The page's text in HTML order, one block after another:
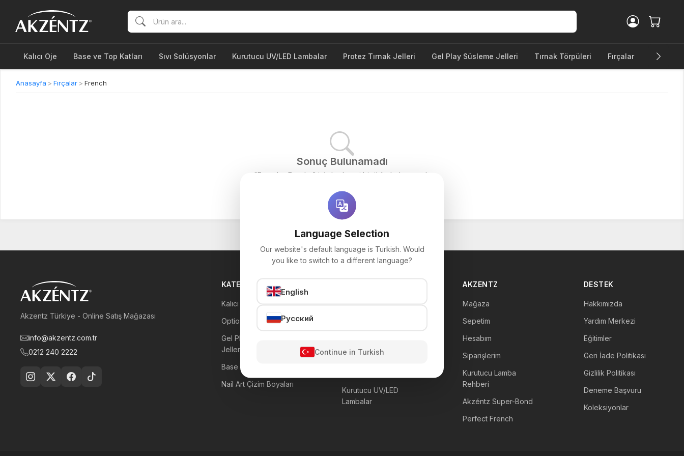
Kalıcı Oje Base ve Top Katları Sıvı Solüsyonlar Kurutucu UV/LED Lambalar Protez Tırnak Jelleri Gel Play Süsleme Jelleri Tırnak Törpüleri Fırçalar Diğer
Anasayfa > Fırçalar > French
Sonuç Bulunamadı
"French - Fırçalar" için herhangi bir ürün bulunamadı.
Akzentz Türkiye - Online Satış Mağazası
info@akzentz.com.tr
0212 240 2222
KATEGORİLER
Kalıcı Oje
Options Renkli Jeller
Gel Play Süsleme
Jelleri
Base ve Top Katları
Nail Art Çizim Boyaları
Fırçalar
Kurutucu UV/LED
Lambalar
AKZENTZ
Mağaza
Sepetim
Hesabım
Siparişlerim
Kurutucu Lamba
Rehberi
Akzéntz Super-Bond
Perfect French
DESTEK
Hakkımızda
Yardım Merkezi
Eğitimler
Geri İade Politikası
Gizlilik Politikası
Deneme Başvuru
Koleksiyonlar
Language Selection
Our website's default language is Turkish. Would
you like to switch to a different language?
English
Русский
Continue in Turkish